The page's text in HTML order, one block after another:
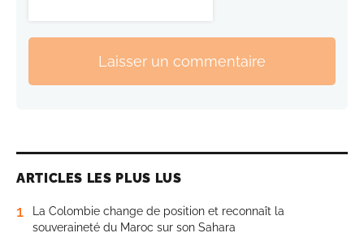
Laisser un commentaire
ARTICLES LES PLUS LUS
1
La Colombie change de position et reconnaît la
souveraineté du Maroc sur son Sahara